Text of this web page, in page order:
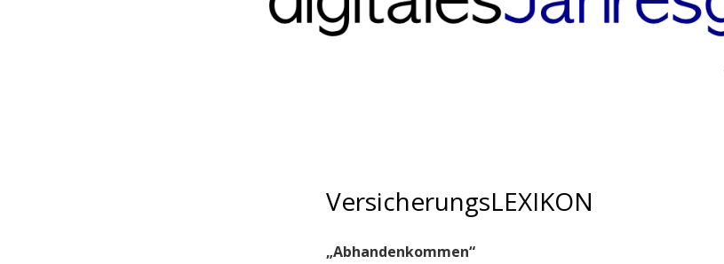
VersicherungsLEXIKON
„Abhandenkommen“